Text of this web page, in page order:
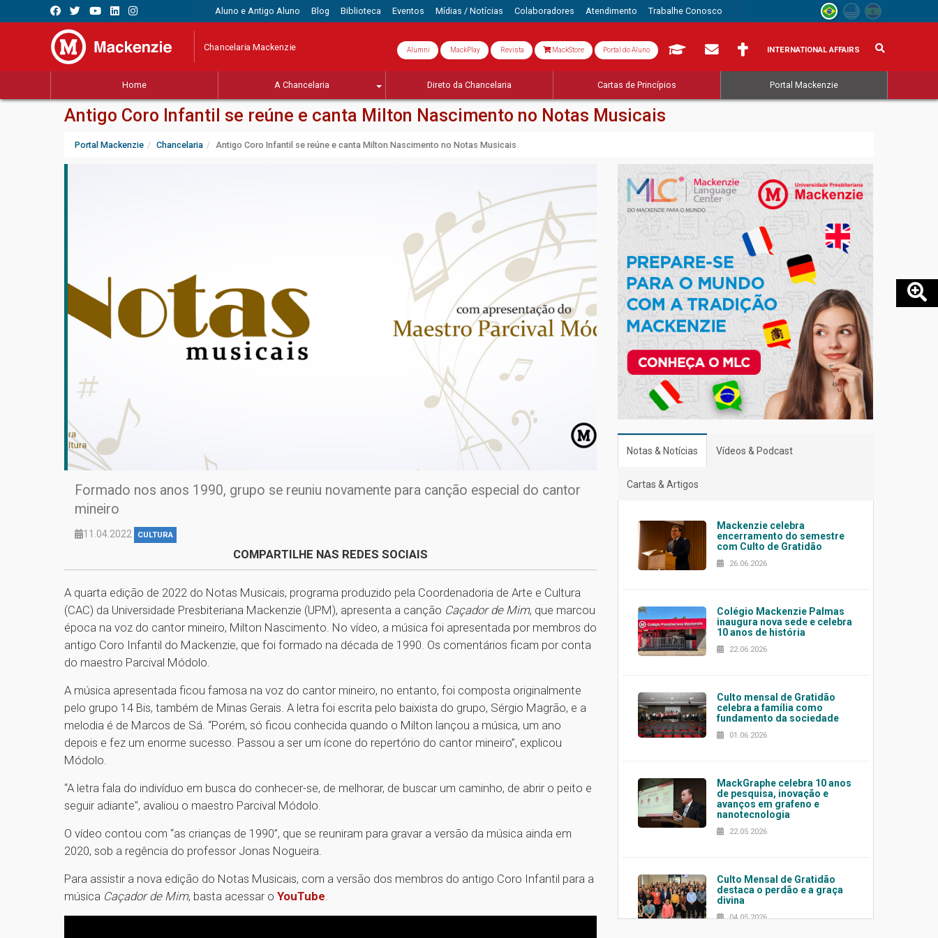
Aluno e Antigo Aluno Blog Biblioteca Eventos Mídias / Notícias Colaboradores Atendimento Trabalhe Conosco
Chancelaria Mackenzie Alumni MackPlay Revista MackStore Portal do Aluno INTERNATIONAL AFFAIRS
Home A Chancelaria Direto da Chancelaria Cartas de Princípios Portal Mackenzie
Antigo Coro Infantil se reúne e canta Milton Nascimento no Notas Musicais
Portal Mackenzie Chancelaria Antigo Coro Infantil se reúne e canta Milton Nascimento no Notas Musicais
Formado nos anos 1990, grupo se reuniu novamente para canção especial do cantor
mineiro
11.04.2022 CULTURA
COMPARTILHE NAS REDES SOCIAIS
A quarta edição de 2022 do Notas Musicais, programa produzido pela Coordenadoria de Arte e Cultura
(CAC) da Universidade Presbiteriana Mackenzie (UPM), apresenta a canção Caçador de Mim, que marcou
época na voz do cantor mineiro, Milton Nascimento. No vídeo, a música foi apresentada por membros do
antigo Coro Infantil do Mackenzie, que foi formado na década de 1990. Os comentários ficam por conta
do maestro Parcival Módolo.
A música apresentada ficou famosa na voz do cantor mineiro, no entanto, foi composta originalmente
pelo grupo 14 Bis, também de Minas Gerais. A letra foi escrita pelo baixista do grupo, Sérgio Magrão, e a
melodia é de Marcos de Sá. “Porém, só ficou conhecida quando o Milton lançou a música, um ano
depois e fez um enorme sucesso. Passou a ser um ícone do repertório do cantor mineiro”, explicou
Módolo.
“A letra fala do indivíduo em busca do conhecer-se, de melhorar, de buscar um caminho, de abrir o peito e
seguir adiante", avaliou o maestro Parcival Módolo.
O vídeo contou com “as crianças de 1990”, que se reuniram para gravar a versão da música ainda em
2020, sob a regência do professor Jonas Nogueira.
Para assistir a nova edição do Notas Musicais, com a versão dos membros do antigo Coro Infantil para a
música Caçador de Mim, basta acessar o YouTube
Notas & Notícias Vídeos & Podcast
Cartas & Artigos
Mackenzie celebra
encerramento do semestre
com Culto de Gratidão
26.06.2026
Colégio Mackenzie Palmas
inaugura nova sede e celebra
10 anos de história
22.06.2026
Culto mensal de Gratidão
celebra a família como
fundamento da sociedade
01.06.2026
MackGraphe celebra 10 anos
de pesquisa, inovação e
avanços em grafeno e
nanotecnologia
22.05.2026
Culto Mensal de Gratidão
destaca o perdão e a graça
divina
04.05.2026